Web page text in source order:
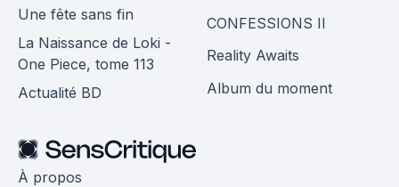
Une fête sans fin
La Naissance de Loki -
One Piece, tome 113
Actualité BD
CONFESSIONS II
Reality Awaits
Album du moment
À propos